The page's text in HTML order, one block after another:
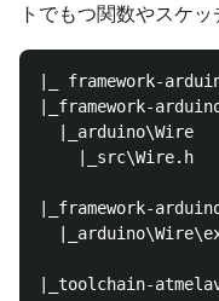
トでもつ関数やスケ
|_ framework-
|_framework-
  |_arduino\Wire
    |_src\Wire.h
|_framework-